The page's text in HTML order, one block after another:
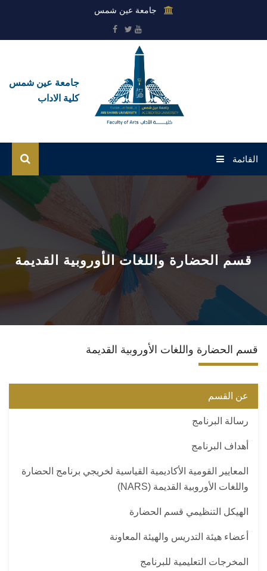
جامعة عين شمس
جامعة عين شمس
كلية الاداب
القائمة
عن الكلية
القطاعات
الأقسام
البرامج الدراسية
قسم الحضارة واللغات الأوروبية القديمة
قسم الحضارة واللغات الأوروبية القديمة
عن القسم
رسالة البرنامج
أهداف البرنامج
المعايير القومية الأكاديمية القياسية لخريجي برنامج الحضارة
واللغات الأوروبية القديمة (NARS)
الهيكل التنظيمي قسم الحضارة
أعضاء هيئة التدريس والهيئة المعاونة
المخرجات التعليمية للبرنامج